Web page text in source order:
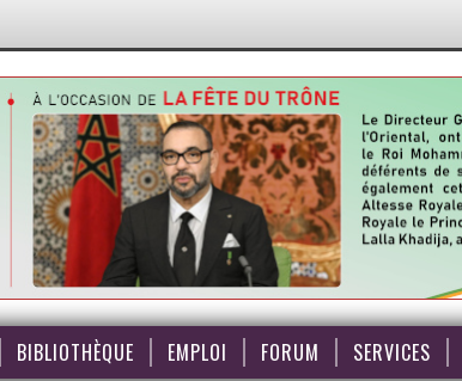
BIBLIOTHÈQUE EMPLOI FORUM SERVICES